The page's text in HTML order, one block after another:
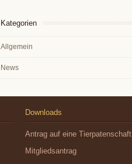
Kategorien
Allgemein
News
Downloads
Antrag auf eine Tierpatenschaft
Mitgliedsantrag